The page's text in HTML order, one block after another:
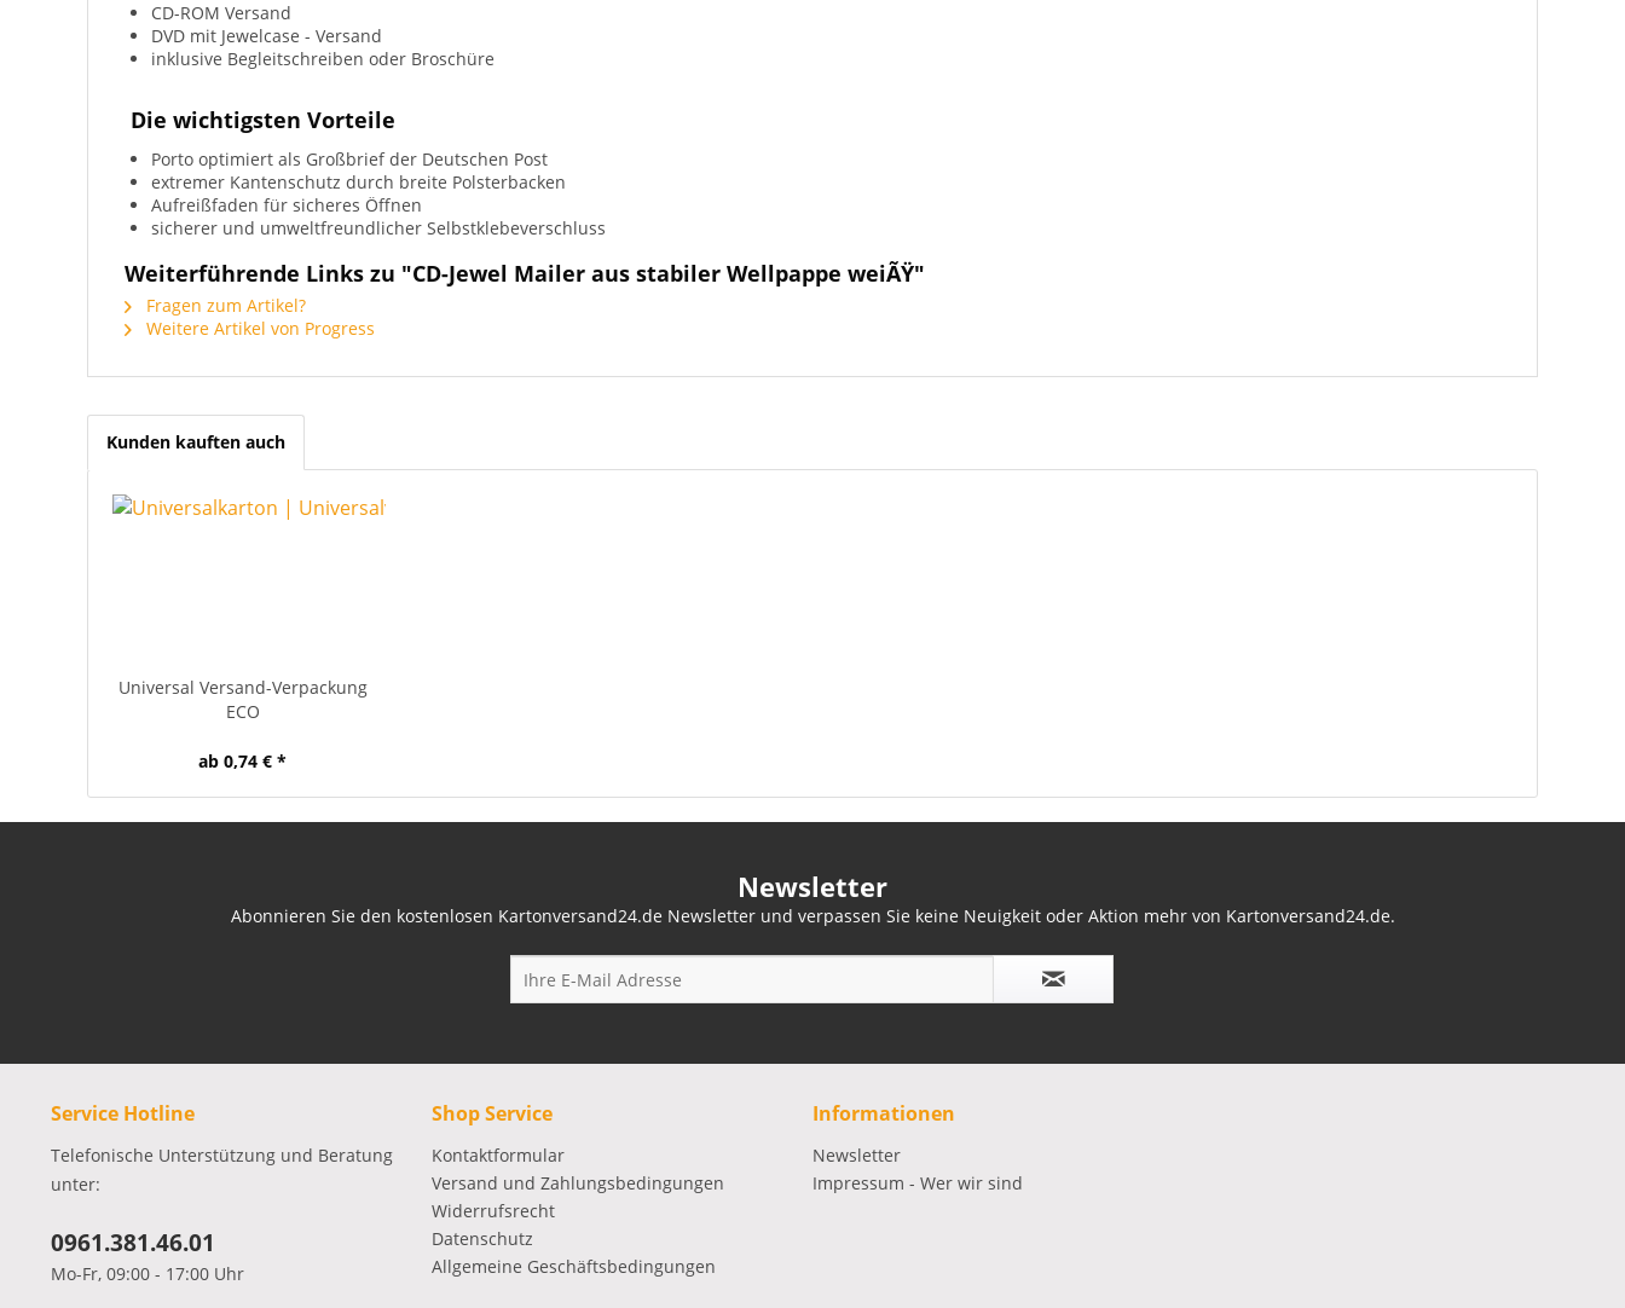
CD-ROM Versand
DVD mit Jewelcase - Versand
inklusive Begleitschreiben oder Broschüre
Die wichtigsten Vorteile
Porto optimiert als Großbrief der Deutschen Post
extremer Kantenschutz durch breite Polsterbacken
Aufreißfaden für sicheres Öffnen
sicherer und umweltfreundlicher Selbstklebeverschluss
Weiterführende Links zu "CD-Jewel Mailer aus stabiler Wellpappe weiÃŸ"
Fragen zum Artikel?
Weitere Artikel von Progress
Kunden kauften auch
Universal Versand-Verpackung
ECO
ab 0,74 € *
Newsletter
Abonnieren Sie den kostenlosen Kartonversand24.de Newsletter und verpassen Sie keine Neuigkeit oder Aktion mehr von Kartonversand24.de.
Service Hotline
Telefonische Unterstützung und Beratung
unter:
0961.381.46.01
Mo-Fr, 09:00 - 17:00 Uhr
Shop Service
Kontaktformular
Versand und Zahlungsbedingungen
Widerrufsrecht
Datenschutz
Allgemeine Geschäftsbedingungen
Informationen
Newsletter
Impressum - Wer wir sind